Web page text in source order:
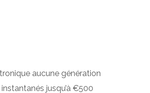
aucune génération
jusqu’à €500